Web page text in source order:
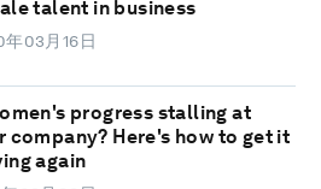
talent in business
03月16日
progress stalling at
company? Here's how to get it
again